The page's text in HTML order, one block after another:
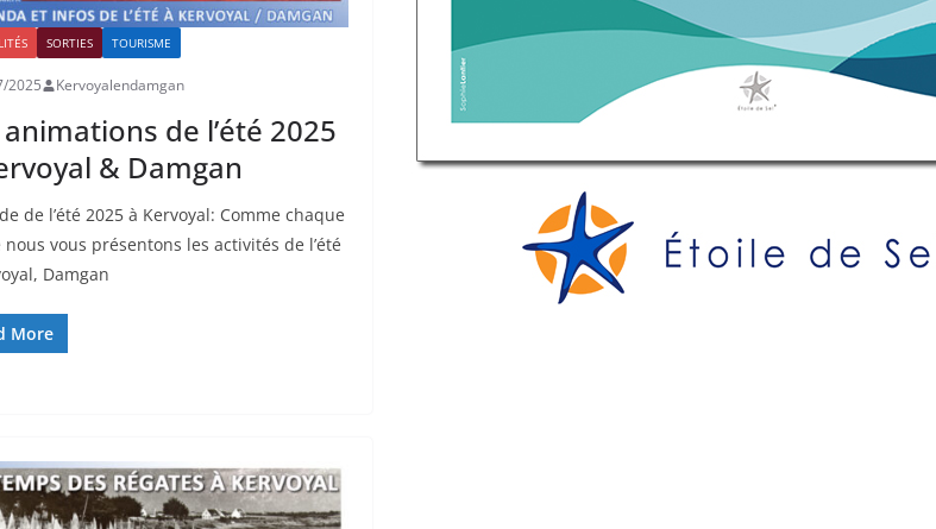
SORTIES TOURISME
2025 Kervoyalendamgan
animations de l’été 2025
& Damgan
de l’été 2025 à Kervoyal: Comme chaque
nous vous présentons les activités de l’été
Damgan
More